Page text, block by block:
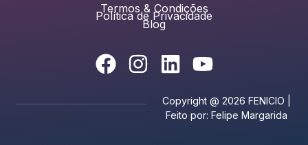
Termos & Condições
Política de Privacidade
Blog
Copyright @ 2026 FENICIO |
Feito por: Felipe Margarida